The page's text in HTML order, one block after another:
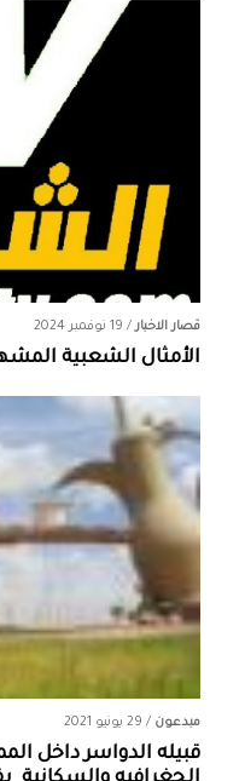
قصار الاخبار/ 19 نوفمبر 2024
الأمثال الشعبية
مبدعون / 29 يونيو 2021
قبيله الدواسر داخل